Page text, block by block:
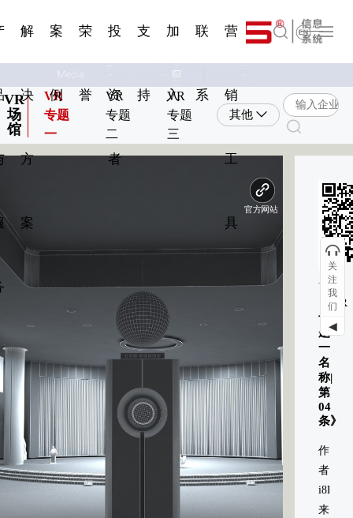
解
决
方
案
案
例
荣
誉
投
资
者
支
持
加
入
联
系
营
销
工
具
English
VR
场
馆
VR
专题
一
VR
专题
二
VR
专题
三
其他
环
扫
《VR
专
题
一
名
称|
第
04
条》
作
者：
来
关
注
我
们
◀